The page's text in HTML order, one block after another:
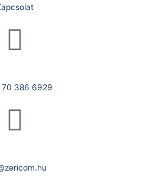
70 386 6929